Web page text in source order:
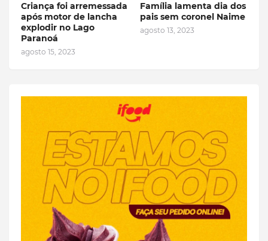
Criança foi arremessada
após motor de lancha
explodir no Lago
Paranoá
agosto 15, 2023
Família lamenta dia dos
pais sem coronel Naime
agosto 13, 2023